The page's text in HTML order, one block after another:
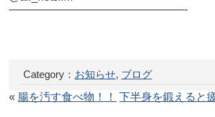
————————————————-
Category： お知らせ, ブログ
« 腸を汚す食べ物！！ 下半身を鍛えると